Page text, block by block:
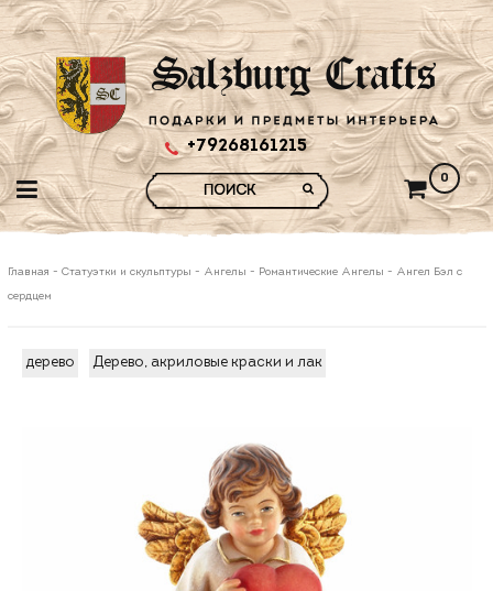
+79268161215
0
Главная - Статуэтки и скульптуры - Ангелы - Романтические Ангелы - Ангел Бэл с
сердцем
дерево Дерево, акриловые краски и лак